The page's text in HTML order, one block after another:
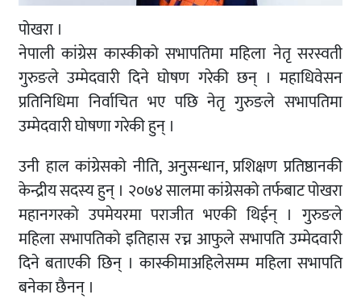
पोखरा ।
नेपाली कांग्रेस कास्कीको सभापतिमा महिला नेतृ सरस्वती
गुरुङले उम्मेदवारी दिने घोषण गरेकी छन् । महाधिवेसन
प्रतिनिधिमा निर्वाचित भए पछि नेतृ गुरुङले सभापतिमा
उम्मेदवारी घोषणा गरेकी हुन् ।
उनी हाल कांग्रेसको नीति, अनुसन्धान, प्रशिक्षण प्रतिष्ठानकी
केन्द्रीय सदस्य हुन् । २०७४ सालमा कांग्रेसको तर्फबाट पोखरा
महानगरको उपमेयरमा पराजीत भएकी थिईन् । गुरुङले
महिला सभापतिको इतिहास रच्न आफुले सभापति उम्मेदवारी
दिने बताएकी छिन् । कास्कीमाअहिलेसम्म महिला सभापति
बनेका छैनन् ।